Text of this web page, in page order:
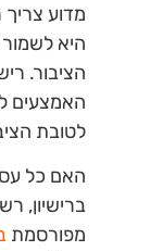
מדוע צריך
היא לשמור
הציבור.
האמצעים
לטובת
האם כל
ברישיון,
מפורסמת